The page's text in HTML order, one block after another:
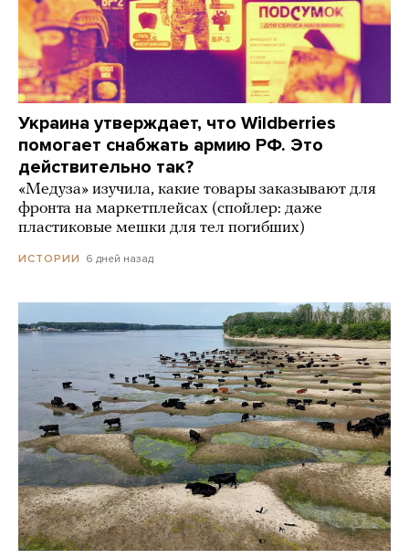
Украина утверждает, что Wildberries
помогает снабжать армию РФ. Это
действительно так?
«Медуза» изучила, какие товары заказывают для
фронта на маркетплейсах (спойлер: даже
пластиковые мешки для тел погибших)
ИСТОРИИ 6 дней назад